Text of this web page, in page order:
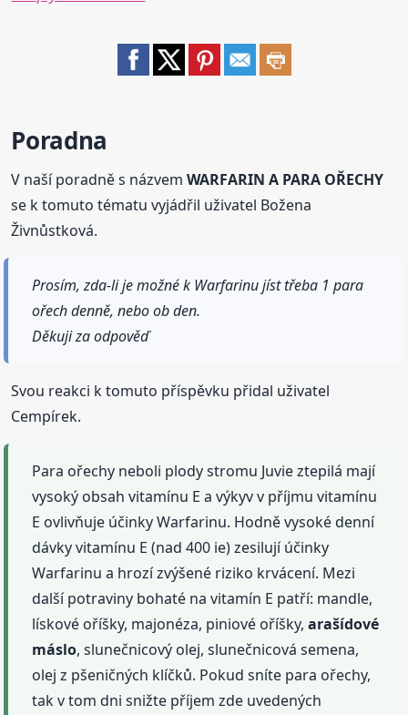
Poradna
V naší poradně s názvemWARFARIN A PARA OŘECHY
se k tomuto tématu vyjádřil uživatel Božena
Živnůstková.
Prosím, zda-li je možné k Warfarinu jíst třeba 1 para
ořech denně, nebo ob den.
Děkuji za odpověď
Svou reakci k tomuto příspěvku přidal uživatel
Cempírek.
Para ořechy neboli plody stromu Juvie ztepilá mají
vysoký obsah vitamínu E a výkyv v příjmu vitamínu
E ovlivňuje účinky Warfarinu. Hodně vysoké denní
dávky vitamínu E (nad 400 ie) zesilují účinky
Warfarinu a hrozí zvýšené riziko krvácení. Mezi
další potraviny bohaté na vitamín E patří: mandle,
lískové oříšky, majonéza, piniové oříšky,arašídové
máslo, slunečnicový olej, slunečnicová semena,
olej z pšeničných klíčků. Pokud sníte para ořechy,
tak v tom dni snižte příjem zde uvedených